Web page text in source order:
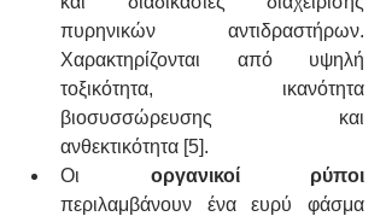
πυρηνικών αντιδραστήρων.
Χαρακτηρίζονται από υψηλή
τοξικότητα, ικανότητα
βιοσυσσώρευσης και
ανθεκτικότητα [5].
Οι οργανικοί ρύποι
περιλαμβάνουν ένα ευρύ φάσμα